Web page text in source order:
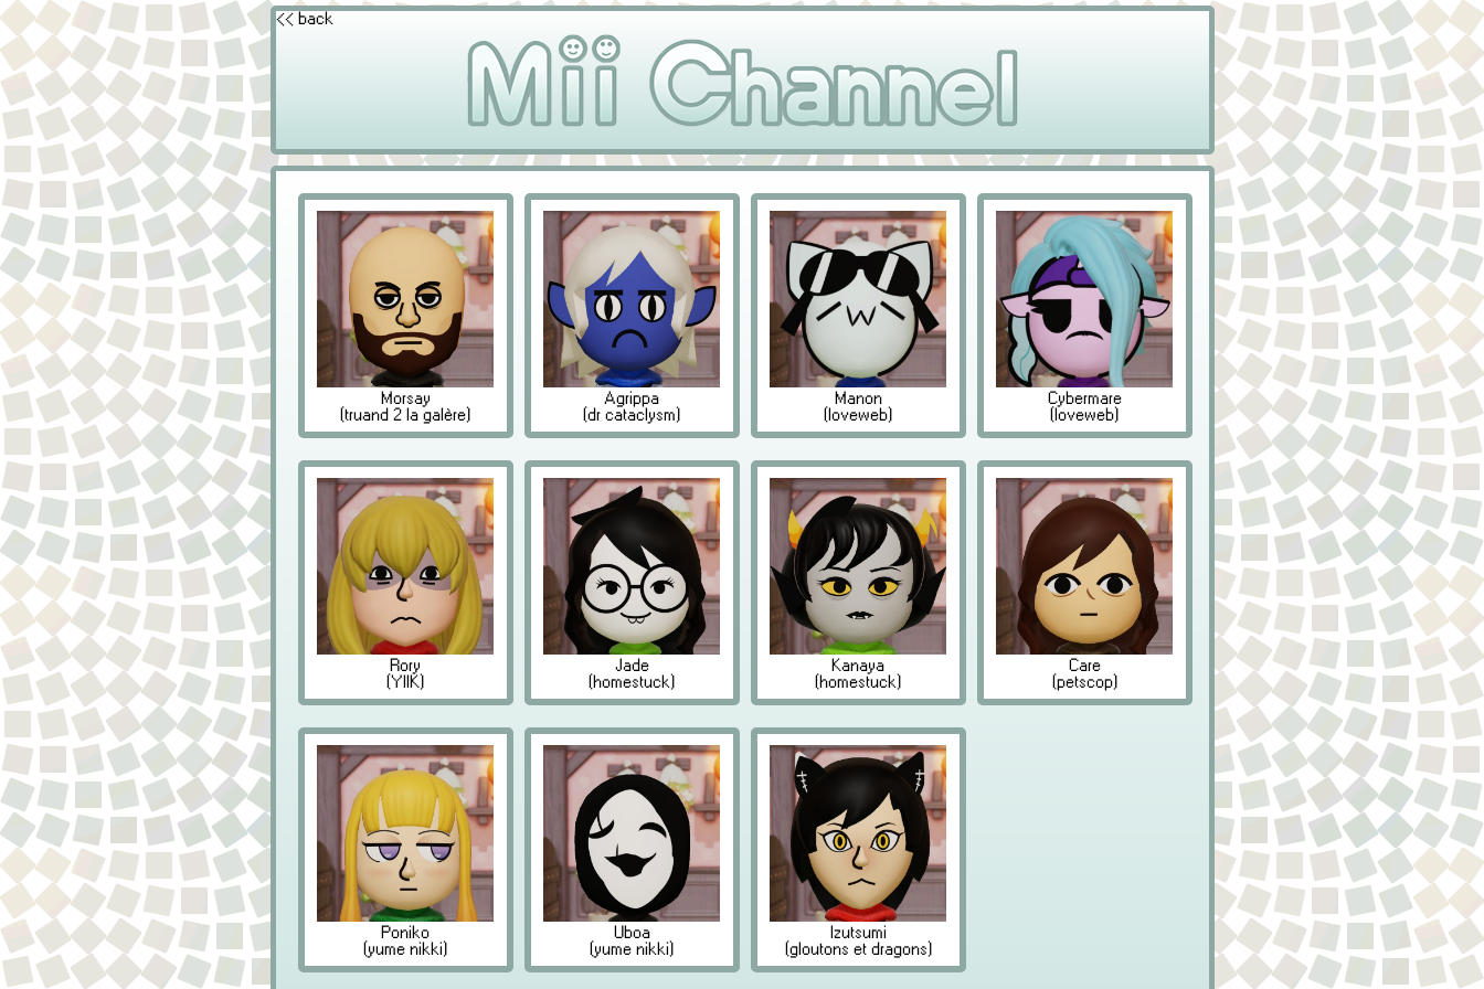
<< back
Morsay
(truand 2 la galère)
Agrippa
(dr cataclysm)
Manon
(loveweb)
Cybermare
(loveweb)
Rory
(YIIK)
Jade
(homestuck)
Kanaya
(homestuck)
Care
(petscop)
Poniko
(yume nikki)
Uboa
(yume nikki)
Izutsumi
(gloutons et dragons)